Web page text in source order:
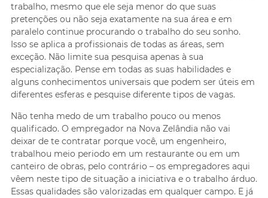
trabalho, mesmo que ele seja menor do que suas
pretenções ou não seja exatamente na sua área e em
paralelo continue procurando o trabalho do seu sonho.
Isso se aplica a profissionais de todas as áreas, sem
exceção. Não limite sua pesquisa apenas à sua
especialização. Pense em todas as suas habilidades e
alguns conhecimentos universais que podem ser úteis em
diferentes esferas e pesquise diferente tipos de vagas.
Não tenha medo de um trabalho pouco ou menos
qualificado. O empregador na Nova Zelândia não vai
deixar de te contratar porque você, um engenheiro,
trabalhou meio periodo em um restaurante ou em um
canteiro de obras, pelo contrário – os empregadores aqui
vêem neste tipo de situação a iniciativa e o trabalho árduo.
Essas qualidades são valorizadas em qualquer campo. E já